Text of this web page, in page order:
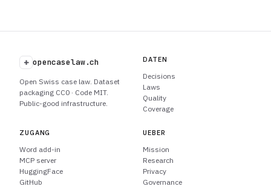
+ opencaselaw.ch
Open Swiss case law. Dataset
packaging CC0 · Code MIT.
Public-good infrastructure.
DATEN
Decisions
Laws
Quality
Coverage
ZUGANG
Word add-in
MCP server
HuggingFace
GitHub
UEBER
Mission
Research
Privacy
Governance